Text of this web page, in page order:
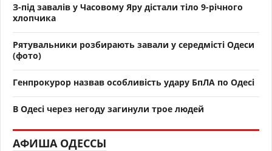
З-під завалів у Часовому Яру дістали тіло 9-річного
хлопчика
Рятувальники розбирають завали у середмісті Одеси
(фото)
Генпрокурор назвав особливість удару БпЛА по Одесі
В Одесі через негоду загинули трое людей
АФИША ОДЕССЫ